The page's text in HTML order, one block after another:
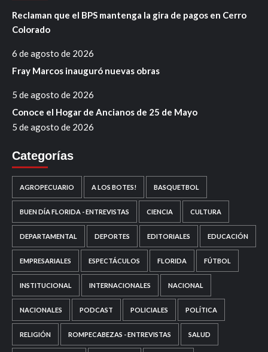
Reclaman que el BPS mantenga la gira de pagos en Cerro
Colorado
6 de agosto de 2026
Fray Marcos inauguró nuevas obras
5 de agosto de 2026
Conoce el Hogar de Ancianos de 25 de Mayo
5 de agosto de 2026
Categorías
AGROPECUARIO A LOS BOTES! BASQUETBOL
BUEN DÍA FLORIDA - ENTREVISTAS CIENCIA CULTURA
DEPARTAMENTAL DEPORTES EDITORIALES EDUCACIÓN
EMPRESARIALES ESPECTÁCULOS FLORIDA FÚTBOL
INSTITUCIONAL INTERNACIONALES NACIONAL
NACIONALES PODCAST POLICIALES POLÍTICA
RELIGIÓN ROMPECABEZAS - ENTREVISTAS SALUD